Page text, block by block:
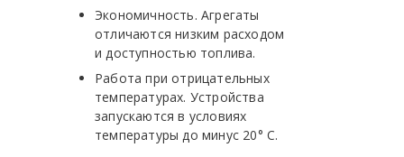
Экономичность. Агрегаты
отличаются низким расходом
и доступностью топлива.
Работа при отрицательных
температурах. Устройства
запускаются в условиях
температуры до минус 20° С.